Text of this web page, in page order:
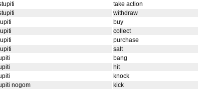
take action
withdraw
buy
collect
purchase
salt
bang
hit
knock
nogom
kick